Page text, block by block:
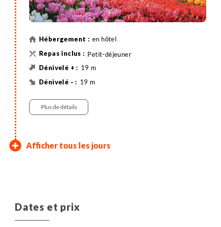
confort de votre hébergement et de l'élégance de la
capitale.
en hôtel
Petit-déjeuner
19 m
19 m
Vélo
Plus de détails
Amsterdam – Muiden –
villages pittoresques, de nombreux domaines ruraux
et fortifications. Muiderslot vaut le détour : entouré
Afficher tous les jours
Dates et prix